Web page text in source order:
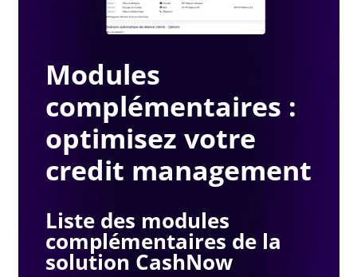
Modules
complémentaires :
optimisez votre
credit management
Liste des modules
complémentaires de la
solution CashNow